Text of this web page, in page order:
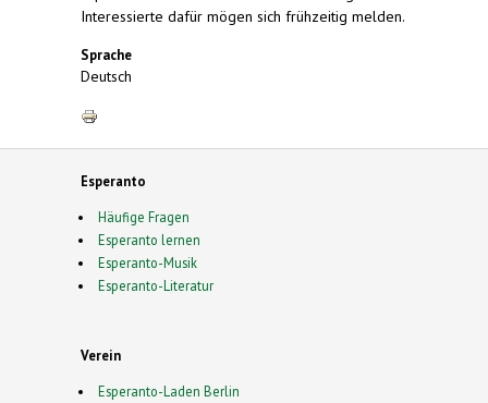
Interessierte dafür mögen sich frühzeitig melden.
Sprache
Deutsch
Esperanto
Häufige Fragen
Esperanto lernen
Esperanto-Musik
Esperanto-Literatur
Verein
Esperanto-Laden Berlin